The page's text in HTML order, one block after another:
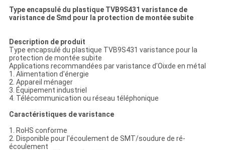
Type encapsulé du plastique TVB9S431 varistance de
varistance de Smd pour la protection de montée subite
Description de produit
Type encapsulé du plastique TVB9S431 varistance pour la
protection de montée subite
Applications recommandées par varistance d'Oixde en métal
1. Alimentation d'énergie
2. Appareil ménager
3. Équipement industriel
4. Télécommunication ou réseau téléphonique
Caractéristiques de varistance
1. RoHS conforme
2. Disponible pour l'écoulement de SMT/soudure de ré-
écoulement